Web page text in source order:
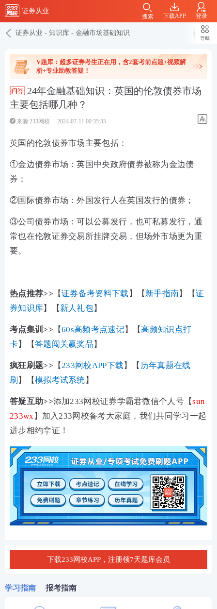
证券从业
下载APP 登录
搜索
证券从业 - 知识库 - 金融市场基础知识
导航
V题库：超多证券考生正在用，含2套考前点题+视频解
析+专业助教答疑！
24年金融基础知识：英国的伦敦债券市场
主要包括哪几种？
来源:233网校 2024-07-11 00:35:35
英国的伦敦债券市场主要包括：
①金边债券市场：英国中央政府债券被称为金边债
券；
②国际债券市场：外国发行人在英国发行的债券；
③公司债券市场：可以公募发行，也可私募发行，通
常也在伦敦证券交易所挂牌交易，但场外市场更为重
要。
热点推荐>> 【证券备考资料下载 】【 新手指南】【证
券知识库】【 新人礼包】
考点集训>> 【60s高频考点速记】【高频知识点打
卡】【答题闯关赢奖品 】
疯狂刷题>> 【233网校APP下载 】【 历年真题在线
刷 】【模拟考试系统 】
答疑互助>>添加233网校证券学霸君微信个人号【sun
233wx 】加入233网校备考大家庭，我们共同学习一起
进步相约拿证！
下载233网校APP，注册领7天题库会员
学习指南 报考指南